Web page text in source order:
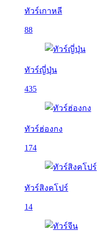
ทัวร์เกาหลี
88
ทัวร์ญี่ปุ่น
435
ทัวร์ฮ่องกง
174
ทัวร์สิงคโปร์
14